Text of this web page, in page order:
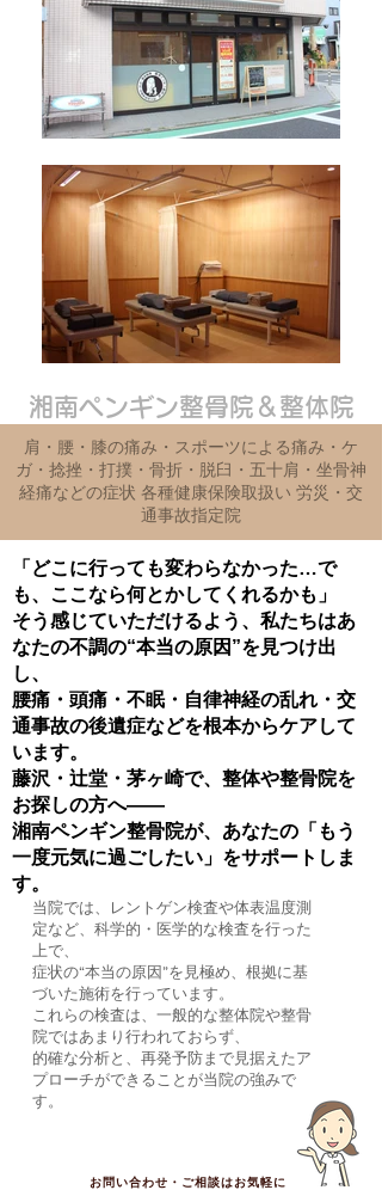
湘南ペンギン整骨院＆整体院
肩・腰・膝の痛み・スポーツによる痛み・ケ
ガ・捻挫・打撲・骨折・脱臼・五十肩・坐骨神
経痛などの症状 各種健康保険取扱い 労災・交
通事故指定院
「どこに行っても変わらなかった…で
も、ここなら何とかしてくれるかも」
そう感じていただけるよう、私たちはあ
なたの不調の“本当の原因”を見つけ出
し、
腰痛・頭痛・不眠・自律神経の乱れ・交
通事故の後遺症などを根本からケアして
います。
藤沢・辻堂・茅ヶ崎で、整体や整骨院を
お探しの方へ――
湘南ペンギン整骨院が、あなたの「もう
一度元気に過ごしたい」をサポートしま
す。
お問い合わせ・ご相談はお気軽に
当院では、レントゲン検査や体表温度測
定など、科学的・医学的な検査を行った
上で、
症状の“本当の原因”を見極め、根拠に基
づいた施術を行っています。
これらの検査は、一般的な整体院や整骨
院ではあまり行われておらず、
的確な分析と、再発予防まで見据えたア
プローチができることが当院の強みで
す。